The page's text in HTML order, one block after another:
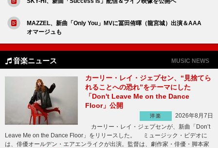
MAZZEL、新曲「Only You」MVに冨田侑暉（龍宮城）出演＆AAA
オマージュも
音楽ニュース MUSIC NEWS
カーリー・レイ・ジェプセン、“見捨てら
れることへの恐れ”をテーマにした
「Don't Leave Me on the Dance
Floor」公開
洋楽
2026年8月7日
カーリー・レイ・ジェプセンが、新曲「Don’t
Leave Me on the Dance Floor」をリリースした。 ミュージック・ビデオに
は、俳優オールデン・エアエンライクが出演。監督は、劇作家・俳優・脚本家